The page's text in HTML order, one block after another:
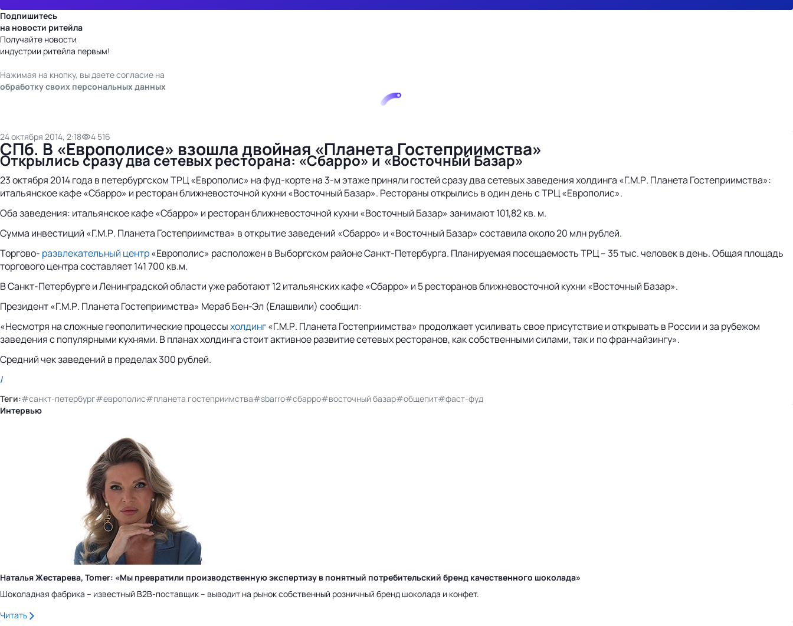
Подпишитесь
на новости ритейла
Получайте новости
индустрии ритейла первым!
Нажимая на кнопку, вы даете согласие на
обработку своих персональных данных
24 октября 2014, 2:18 4 516
СПб. В «Европолисе» взошла двойная «Планета Гостеприимства»
Oткрылись сразу два сетевых ресторана: «Сбарро» и «Восточный Базар»
23 октября 2014 года в петербургском ТРЦ «Европолис» на фуд-корте на 3-м этаже приняли гостей сразу два сетевых заведения холдинга «Г.М.Р. Планета Гостеприимства»:
итальянское кафе «Сбарро» и ресторан ближневосточной кухни «Восточный Базар». Рестораны открылись в один день с ТРЦ «Европолис».
Оба заведения: итальянское кафе «Сбарро» и ресторан ближневосточной кухни «Восточный Базар» занимают 101,82 кв. м.
Сумма инвестиций «Г.М.Р. Планета Гостеприимства» в открытие заведений «Сбарро» и «Восточный Базар» составила около 20 млн рублей.
Торгово- развлекательный центр«Европолис» расположен в Выборгском районе Санкт-Петербурга. Планируемая посещаемость ТРЦ – 35 тыс. человек в день. Общая площадь
торгового центра составляет 141 700 кв.м.
В Санкт-Петербурге и Ленинградской области уже работают 12 итальянских кафе «Сбарро» и 5 ресторанов ближневосточной кухни «Восточный Базар».
Президент «Г.М.Р. Планета Гостеприимства» Мераб Бен-Эл (Елашвили) сообщил:
«Несмотря на сложные геополитические процессыхолдинг«Г.М.Р. Планета Гостеприимства» продолжает усиливать свое присутствие и открывать в России и за рубежом
заведения с популярными кухнями. В планах холдинга стоит активное развитие сетевых ресторанов, как собственными силами, так и по франчайзингу».
Средний чек заведений в пределах 300 рублей.
/
Теги:#санкт-петербург#европолис#планета гостеприимства#sbarro#сбарро#восточный базар#общепит#фаст-фуд
Интервью
Наталья Жестарева, Tomer: «Мы превратили производственную экспертизу в понятный потребительский бренд качественного шоколада»
Шоколадная фабрика – известный B2B-поставщик – выводит на рынок собственный розничный бренд шоколада и конфет.
Читать